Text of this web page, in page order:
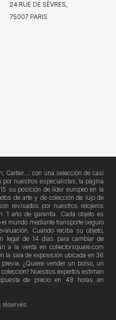
24 RUE DE SÈVRES,
75007 PARIS
Cartier…: con una selección de casi
nuestros especialistas, la página
su posición de líder europeo en la
de arte y de colección de lujo de
revisados por nuestros relojeros
1 año de garantía. Cada objeto es
mundo mediante transporte seguro
Cuando reciba su objeto,
legal de 14 días para cambiar de
a la venta en collectorsquare.com
la sala de exposición ubicada en 36
¿Quiere vender un bolso, un
Nuestros expertos estiman
de precio en 48 horas en
réservés.